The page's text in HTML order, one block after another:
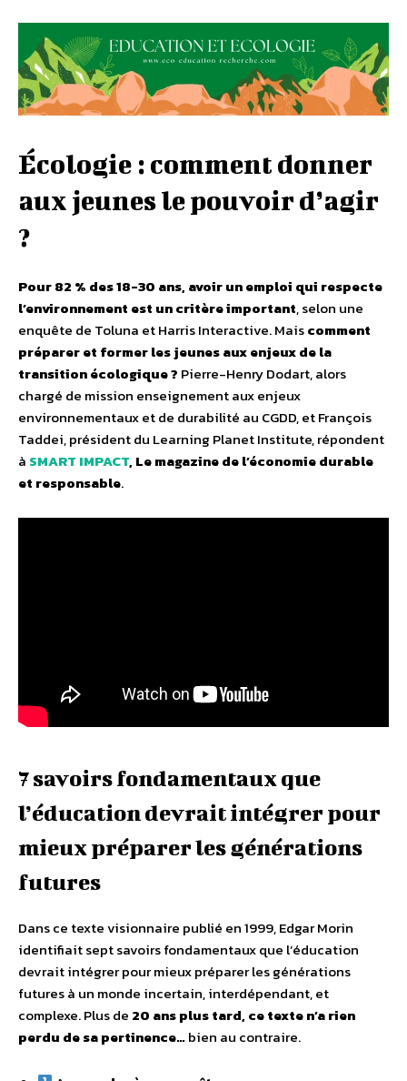
Écologie : comment donner
aux jeunes le pouvoir d’agir
?
Pour 82 % des 18-30 ans, avoir un emploi qui respecte
l’environnement est un critère important, selon une
enquête de Toluna et Harris Interactive. Maiscomment
préparer et former les jeunes aux enjeux de la
transition écologique ? Pierre-Henry Dodart, alors
chargé de mission enseignement aux enjeux
environnementaux et de durabilité au CGDD, et François
Taddei, président du Learning Planet Institute, répondent
à SMART IMPACT, Le magazine de l’économie durable
et responsable.
7 savoirs fondamentaux que
l’éducation devrait intégrer pour
mieux préparer les générations
futures
Dans ce texte visionnaire publié en 1999, Edgar Morin
identifiait sept savoirs fondamentaux que l’éducation
devrait intégrer pour mieux préparer les générations
futures à un monde incertain, interdépendant, et
complexe. Plus de 20 ans plus tard, ce texte n’a rien
perdu de sa pertinence…bien au contraire.